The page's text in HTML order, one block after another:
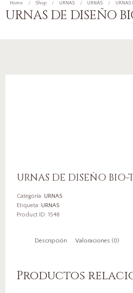
Home Shop URNAS URNAS URNAS
URNAS DE DISEÑO
URNAS DE DISEÑO BIO-
Categoría: URNAS
Etiqueta: URNAS
Product ID: 1548
Descripción Valoraciones (0)
Productos